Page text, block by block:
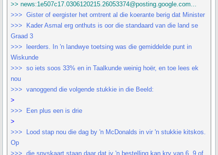
>> news:1e507c17.0306120215.26053374@posting.google.com...
>>> Gister of eergister het omtrent al die koerante berig dat Minister
>>> Kader Asmal erg onthuts is oor die standaard van die land se
Graad 3
>>> leerders. In 'n landwye toetsing was die gemiddelde punt in
Wiskunde
>>> so iets soos 33% en in Taalkunde weinig hoër, en toe lees ek
nou
>>> vanoggend die volgende stukkie in die Beeld:
>
>>> Een plus een is drie
>
>>> Lood stap nou die dag by 'n McDonalds in vir 'n stukkie kitskos.
Op
>>> die spyskaart staan daar dat jy 'n bestelling kan kry van 6, 9 of